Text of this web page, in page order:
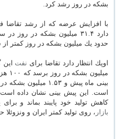
بشكه در روز رشد كرد.
با افزایش عرضه كه از رشد تقاضا
دارد ۳۱.۴ میلیون بشكه در روز در سال ۲۰۱۹
حدود یك میلیون بشكه در روز كمتر از سال ۲۰۱۸
اوپك انتظار دارد تقاضا برای نفت
بینی ماه پیش و ۱.۵۳
است. این پیش بینی نشان داده است
كاهش تولید خود پایبند بماند و
بازار ، روی تولید كمتر ایران و